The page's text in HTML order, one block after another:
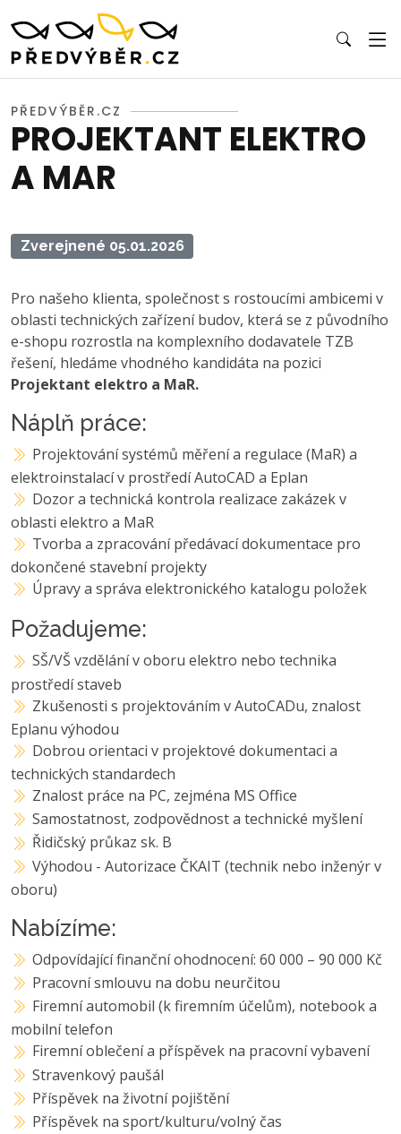
PŘEDVÝBĚR.CZ
PROJEKTANT ELEKTRO
A MAR
Zverejnené 05.01.2026
Pro našeho klienta, společnost s rostoucími ambicemi v
oblasti technických zařízení budov, která se z původního
e-shopu rozrostla na komplexního dodavatele TZB
řešení, hledáme vhodného kandidáta na pozici
Projektant elektro a MaR.
Náplň práce:
Projektování systémů měření a regulace (MaR) a
elektroinstalací v prostředí AutoCAD a Eplan
Dozor a technická kontrola realizace zakázek v
oblasti elektro a MaR
Tvorba a zpracování předávací dokumentace pro
dokončené stavební projekty
Úpravy a správa elektronického katalogu položek
Požadujeme:
SŠ/VŠ vzdělání v oboru elektro nebo technika
prostředí staveb
Zkušenosti s projektováním v AutoCADu, znalost
Eplanu výhodou
Dobrou orientaci v projektové dokumentaci a
technických standardech
Znalost práce na PC, zejména MS Office
Samostatnost, zodpovědnost a technické myšlení
Řidičský průkaz sk. B
Výhodou - Autorizace ČKAIT (technik nebo inženýr v
oboru)
Nabízíme:
Odpovídající finanční ohodnocení: 60 000 – 90 000 Kč
Pracovní smlouvu na dobu neurčitou
Firemní automobil (k firemním účelům), notebook a
mobilní telefon
Firemní oblečení a příspěvek na pracovní vybavení
Stravenkový paušál
Příspěvek na životní pojištění
Příspěvek na sport/kulturu/volný čas